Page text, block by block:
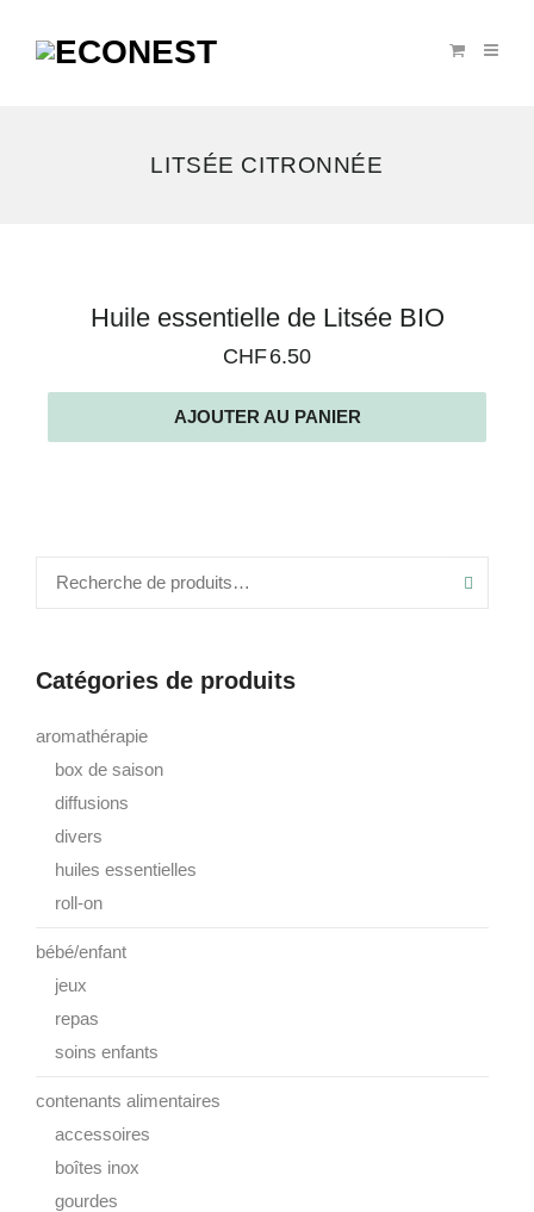
LITSÉE CITRONNÉE
résultat
Huile essentielle de Litsée BIO
CHF6.50
AJOUTER AU PANIER
Catégories de produits
aromathérapie
box de saison
diffusions
divers
huiles essentielles
roll-on
bébé/enfant
jeux
repas
soins enfants
contenants alimentaires
accessoires
boîtes inox
gourdes